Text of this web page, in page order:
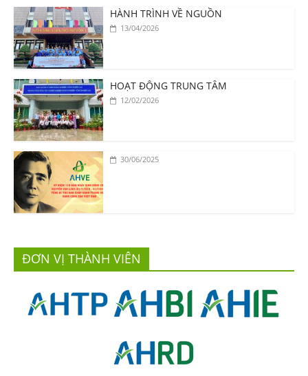
HÀNH TRÌNH VỀ NGUỒN
13/04/2026
HOẠT ĐỘNG TRUNG TÂM
12/02/2026
30/06/2025
ĐƠN VỊ THÀNH VIÊN